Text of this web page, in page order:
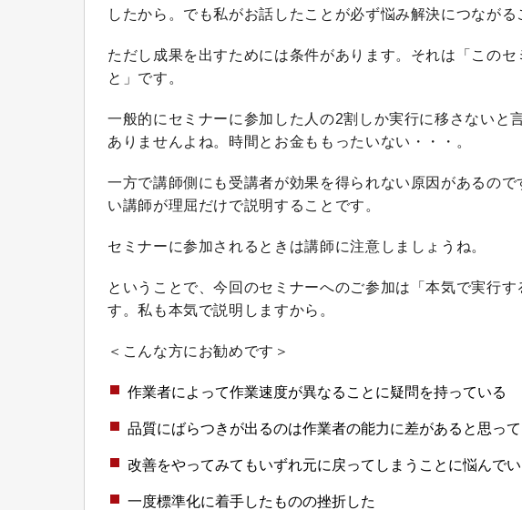
したから。でも私がお話したことが必ず悩み解決につながる
ただし成果を出すためには条件があります。それは「この
と」です。
一般的にセミナーに参加した人の2割しか実行に移さないと
ありませんよね。時間とお金ももったいない・・・。
一方で講師側にも受講者が効果を得られない原因があるの
い講師が理屈だけで説明することです。
セミナーに参加されるときは講師に注意しましょうね。
ということで、今回のセミナーへのご参加は「本気で実行
す。私も本気で説明しますから。
＜こんな方にお勧めです＞
作業者によって作業速度が異なることに疑問を持っている
品質にばらつきが出るのは作業者の能力に差があると思っ
改善をやってみてもいずれ元に戻ってしまうことに悩んでい
一度標準化に着手したものの挫折した